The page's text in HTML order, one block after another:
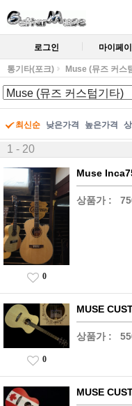
로그인 마이페
통기타(포크) Muse (뮤즈 커스
최신순 낮은가격 높은가격
1 - 20
Muse
상품가 :
0
MUSE
상품가 :
0
MUSE